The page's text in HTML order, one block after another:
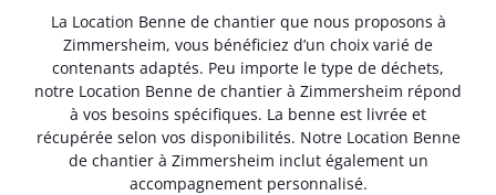
La Location Benne de chantier que nous proposons à
Zimmersheim, vous bénéficiez d’un choix varié de
contenants adaptés. Peu importe le type de déchets,
notre Location Benne de chantier à Zimmersheim répond
à vos besoins spécifiques. La benne est livrée et
récupérée selon vos disponibilités. Notre Location Benne
de chantier à Zimmersheim inclut également un
accompagnement personnalisé.